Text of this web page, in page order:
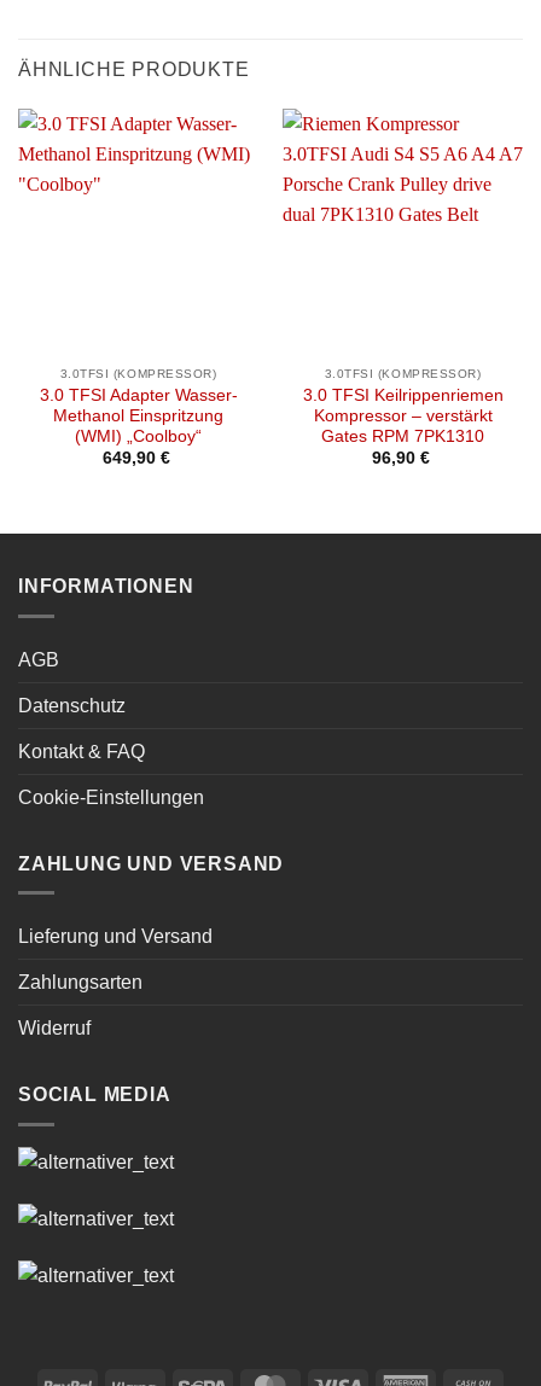
ÄHNLICHE PRODUKTE
3.0TFSI (KOMPRESSOR)
3.0 TFSI Adapter Wasser-
Methanol Einspritzung
(WMI) „Coolboy“
649,90 €
3.0TFSI (KOMPRESSOR)
3.0 TFSI Keilrippenriemen
Kompressor – verstärkt
Gates RPM 7PK1310
96,90 €
INFORMATIONEN
AGB
Datenschutz
Kontakt & FAQ
Cookie-Einstellungen
ZAHLUNG UND VERSAND
Lieferung und Versand
Zahlungsarten
Widerruf
SOCIAL MEDIA